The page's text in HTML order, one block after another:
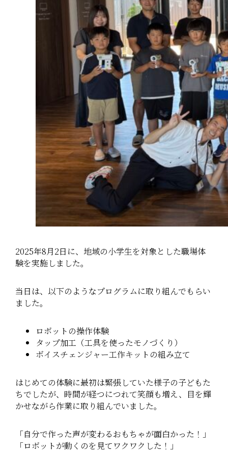
2025年8月2日に、地域の小学生を対象とした職場体
験を実施しました。
当日は、以下のようなプログラムに取り組んでもらい
ました。
ロボットの操作体験
タップ加工（工具を使ったモノづくり）
ボイスチェンジャー工作キットの組み立て
はじめての体験に最初は緊張していた様子の子どもた
ちでしたが、時間が経つにつれて笑顔も増え、目を輝
かせながら作業に取り組んでいました。
「自分で作った声が変わるおもちゃが面白かった！」
「ロボットが動くのを見てワクワクした！」